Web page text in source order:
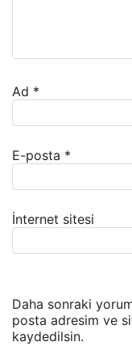
Ad *
E-posta *
İnternet sitesi
Daha sonraki
posta adresim ve
kaydedilsin.